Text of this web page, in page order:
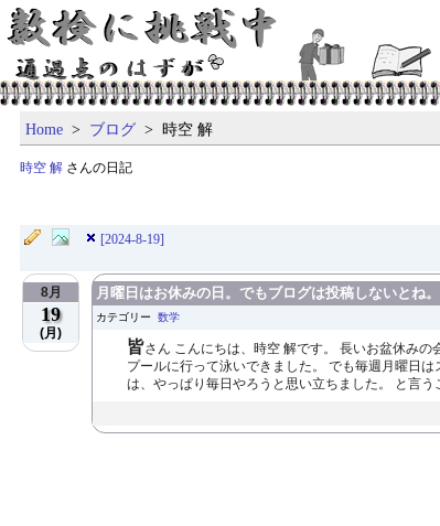
Home > ブログ > 時空 解
時空 解 さんの日記
[2024-8-19]
8月
19
(月)
月曜日はお休みの日。でもブログは投稿しないとね
カテゴリー 数学
皆さん こんにちは、時空 解です。 長いお盆休み
プールに行って泳いできました。 でも毎週月曜日
は、やっぱり毎日やろうと思い立ちました。 と言